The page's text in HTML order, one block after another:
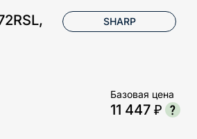
SHARP
Базовая цена
11 447 ₽